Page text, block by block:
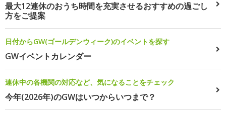
最大12連休のおうち時間を充実させるおすすめの過ごし
方をご提案
日付からGW(ゴールデンウィーク)のイベントを探す
GWイベントカレンダー
連休中の各機関の対応など、気になることをチェック
今年(2026年)のGWはいつからいつまで？